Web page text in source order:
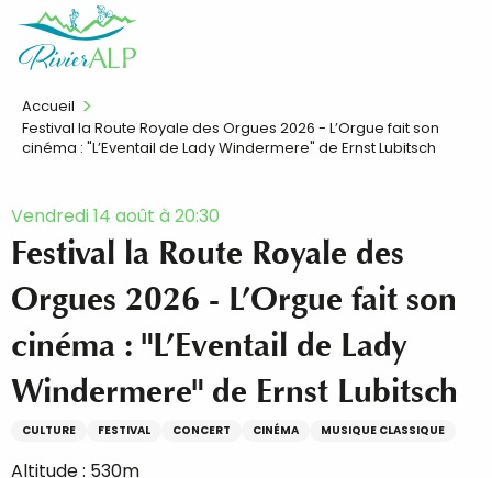
contenu
FR
Accueil
Festival la Route Royale des Orgues 2026 - L’Orgue fait son
cinéma : "L’Eventail de Lady Windermere" de Ernst Lubitsch
Vendredi 14 août à 20:30
Festival la Route Royale des
Orgues 2026 - L’Orgue fait son
cinéma : "L’Eventail de Lady
Windermere" de Ernst Lubitsch
CULTURE FESTIVAL CONCERT CINÉMA MUSIQUE CLASSIQUE
Altitude : 530m